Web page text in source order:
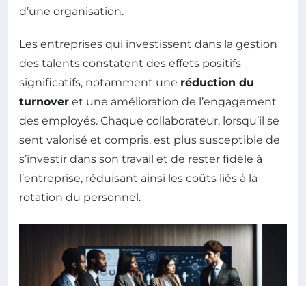
d’une organisation.
Les entreprises qui investissent dans la gestion
des talents constatent des effets positifs
significatifs, notamment une réduction du
turnover et une amélioration de l’engagement
des employés. Chaque collaborateur, lorsqu’il se
sent valorisé et compris, est plus susceptible de
s’investir dans son travail et de rester fidèle à
l’entreprise, réduisant ainsi les coûts liés à la
rotation du personnel.